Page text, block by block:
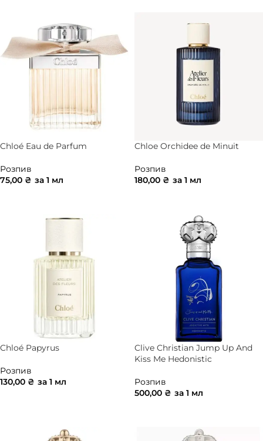
Chloé Eau de Parfum
Розпив
75,00 ₴ за 1 мл
Chloe Orchidee de Minuit
Розпив
180,00 ₴ за 1 мл
Chloé Papyrus
Розпив
130,00 ₴ за 1 мл
Clive Christian Jump Up And
Kiss Me Hedonistic
Розпив
500,00 ₴ за 1 мл